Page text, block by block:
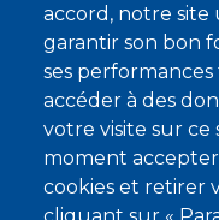
accord, notre site
garantir son bon
ses
accéder à des
votre visite sur ce
moment
cookies et retirer
À propos
Qui sommes-nous ?
Devenir membre